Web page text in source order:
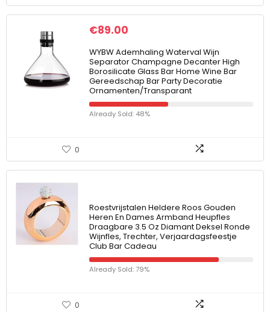
€89.00
WYBW Ademhaling Waterval Wijn
Separator Champagne Decanter High
Borosilicate Glass Bar Home Wine Bar
Gereedschap Bar Party Decoratie
Ornamenten/Transparant
Already Sold: 48%
0
Roestvrijstalen Heldere Roos Gouden
Heren En Dames Armband Heupfles
Draagbare 3.5 Oz Diamant Deksel Ronde
Wijnfles, Trechter, Verjaardagsfeestje
Club Bar Cadeau
Already Sold: 79%
0